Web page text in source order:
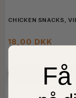
CHICKEN SNACKS,
18,00 DKK
LÆG I KURV
Få